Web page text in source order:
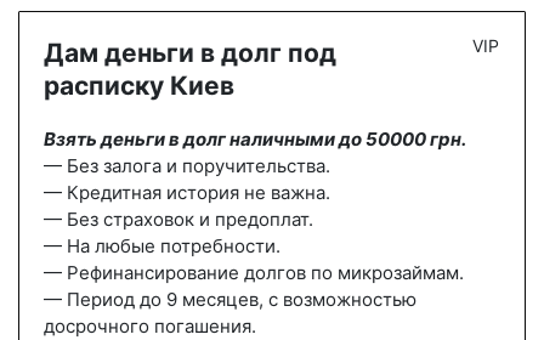
Дам деньги в долг под
расписку Киев
Взять деньги в долг наличными до 50000 грн.
— Без залога и поручительства.
— Кредитная история не важна.
— Без страховок и предоплат.
— На любые потребности.
— Рефинансирование долгов по микрозаймам.
— Период до 9 месяцев, с возможностью
досрочного погашения.
VIP